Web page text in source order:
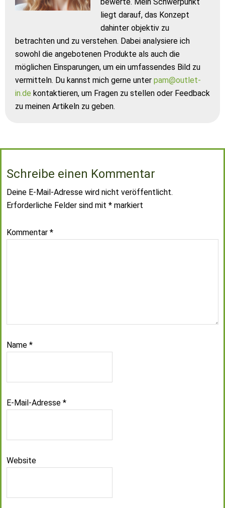
liegt darauf, das Konzept
dahinter objektiv zu
betrachten und zu verstehen. Dabei analysiere ich
sowohl die angebotenen Produkte als auch die
möglichen Einsparungen, um ein umfassendes Bild zu
vermitteln. Du kannst mich gerne unter pam@outlet-
in.de kontaktieren, um Fragen zu stellen oder Feedback
zu meinen Artikeln zu geben.
Schreibe einen Kommentar
Deine E-Mail-Adresse wird nicht veröffentlicht.
Erforderliche Felder sind mit * markiert
Kommentar *
Name *
E-Mail-Adresse *
Website